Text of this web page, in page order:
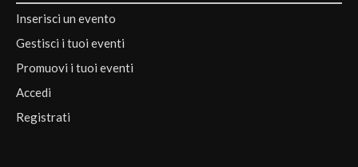
Inserisci un evento
Gestisci i tuoi eventi
Promuovi i tuoi eventi
Accedi
Registrati